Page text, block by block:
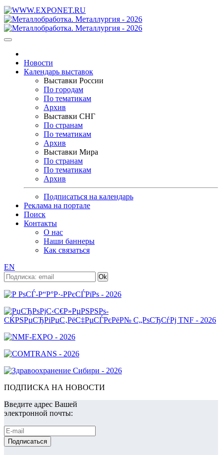
Новости
Календарь выставок
Выставки России
По городам
По тематикам
Архив
Выставки СНГ
По странам
По тематикам
Архив
Выставки Мира
По странам
По тематикам
Архив
Подписаться на календарь
Реклама на портале
Поиск
Контакты
О нас
Наши баннеры
Как связаться
EN
ПОДПИСКА НА НОВОСТИ
Введите адрес Вашей
электронной почты: